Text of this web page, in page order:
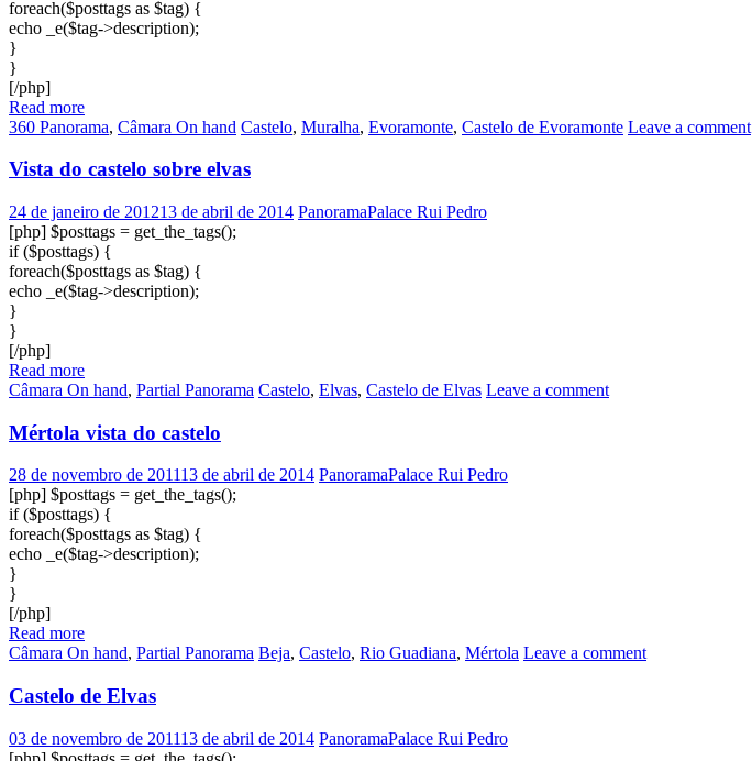
foreach($posttags as $tag) {
echo _e($tag->description);
}
}
[/php]
Read more
360 Panorama, Câmara On hand Castelo, Muralha, Evoramonte, Castelo de Evoramonte Leave a comment
Vista do castelo sobre elvas
24 de janeiro de 201213 de abril de 2014 PanoramaPalace Rui Pedro
[php] $posttags = get_the_tags();
if ($posttags) {
foreach($posttags as $tag) {
echo _e($tag->description);
}
}
[/php]
Read more
Câmara On hand, Partial Panorama Castelo, Elvas, Castelo de Elvas Leave a comment
Mértola vista do castelo
28 de novembro de 201113 de abril de 2014 PanoramaPalace Rui Pedro
[php] $posttags = get_the_tags();
if ($posttags) {
foreach($posttags as $tag) {
echo _e($tag->description);
}
}
[/php]
Read more
Câmara On hand, Partial Panorama Beja, Castelo, Rio Guadiana, Mértola Leave a comment
Castelo de Elvas
03 de novembro de 201113 de abril de 2014 PanoramaPalace Rui Pedro